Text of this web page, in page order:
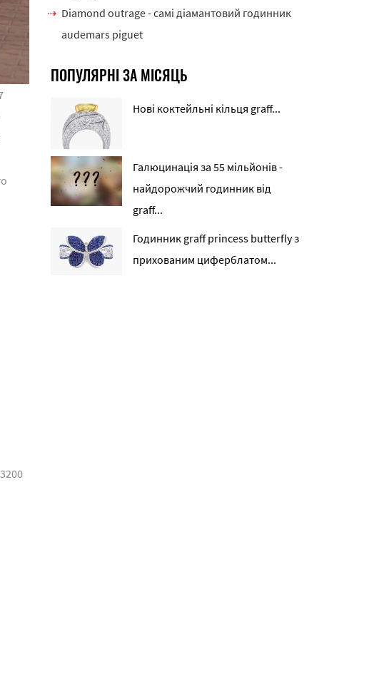
Diamond outrage - самі діамантовий годинник
audemars piguet
ПОПУЛЯРНІ ЗА МІСЯЦЬ
Нові коктейльні кільця graff...
Галюцинація за 55 мільйонів -
найдорожчий годинник від
graff...
Годинник graff princess butterfly з
прихованим циферблатом...